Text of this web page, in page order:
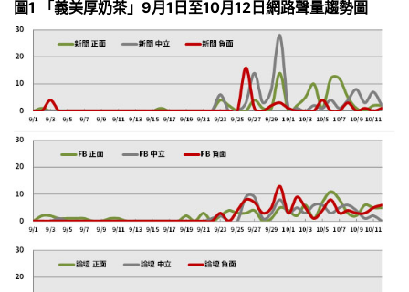
圖1 「義美厚奶茶」9月1日至10月12日網路聲量趨勢圖